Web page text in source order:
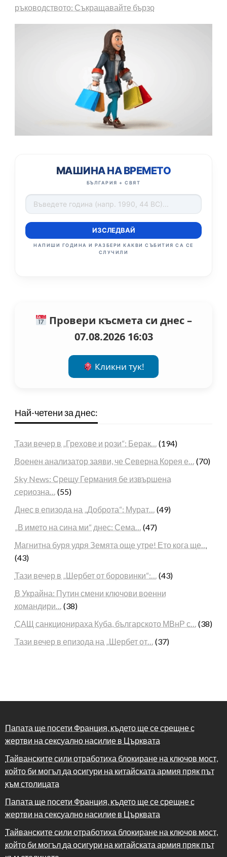
ръководството: Съкращавайте бързо
МАШИНА НА ВРЕМЕТО
БЪЛГАРИЯ + СВЯТ
ИЗСЛЕДВАЙ
НАПИШИ ГОДИНА И РАЗБЕРИ КАКВИ СЪБИТИЯ СА СЕ
СЛУЧИЛИ
Провери късмета си днес –
07.08.2026 16:03
Кликни тук!
Най-четени за днес:
Тази вечер в „Грехове и рози“: Берак… (194)
Военен анализатор заяви, че Северна Корея е… (70)
Sky News: Срещу Германия бе извършена
сериозна… (55)
Днес в епизода на „Доброта“: Мурат… (49)
„В името на сина ми“ днес: Сема… (47)
Магнитна буря удря Земята още утре! Ето кога ще…
(43)
Тази вечер в „Шербет от боровинки“:… (43)
В Украйна: Путин смени ключови военни
командири… (38)
САЩ санкционираха Куба, българското МВнР с… (38)
Тази вечер в епизода на „Шербет от… (37)
Папата ще посети Франция, където ще се срещне с
жертви на сексуално насилие в Църквата
Тайванските сили отработиха блокиране на ключов мост,
който би могъл да осигури на китайската армия пряк път
към столицата
Папата ще посети Франция, където ще се срещне с
жертви на сексуално насилие в Църквата
Тайванските сили отработиха блокиране на ключов мост,
който би могъл да осигури на китайската армия пряк път